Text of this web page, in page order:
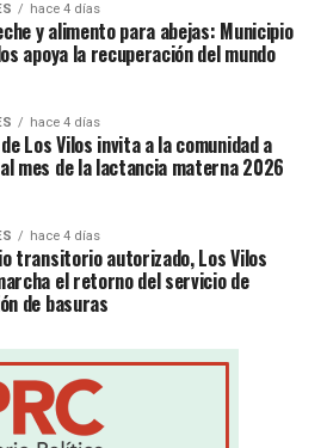
hace 4 días
y alimento para abejas: Municipio
apoya la recuperación del mundo
hace 4 días
Los Vilos invita a la comunidad a
mes de la lactancia materna 2026
hace 4 días
transitorio autorizado, Los Vilos
el retorno del servicio de
de basuras